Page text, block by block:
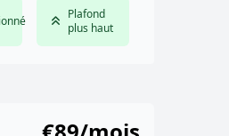
Plafond
plus haut